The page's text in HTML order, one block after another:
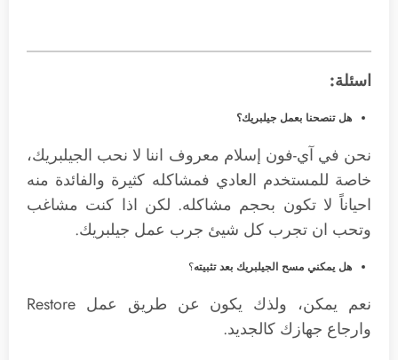
اسئلة:
هل تنصحنا بعمل جيلبريك؟
نحن في آي-فون إسلام معروف اننا لا نحب الجيلبريك،
خاصة للمستخدم العادي فمشاكله كثيرة والفائدة منه
احياناً لا تكون بحجم مشاكله. لكن اذا كنت مشاغب
وتحب ان تجرب كل شيئ جرب عمل جيلبريك.
هل يمكني مسح الجيلبريك بعد تثبيته؟
نعم يمكن، ولذك يكون عن طريق عمل Restore
وارجاع جهازك كالجديد.